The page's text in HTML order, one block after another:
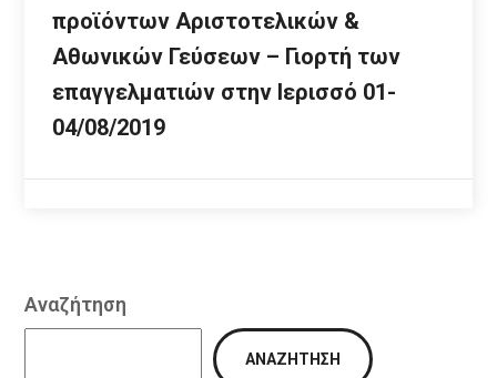
προϊόντων Αριστοτελικών &
Αθωνικών Γεύσεων – Γιορτή των
επαγγελματιών στην Ιερισσό 01-
04/08/2019
Αναζήτηση
ΑΝΑΖΉΤΗΣΗ